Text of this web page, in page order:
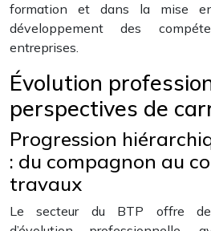
formation et dans la mise
développement des
entreprises.
Évolution
perspectives de
Progression
: du compagnon au
travaux
Le secteur du BTP offre de